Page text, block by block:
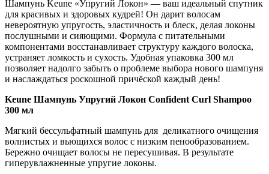
Шампунь Keune «Упругий Локон» — ваш идеальный спутник
для красивых и здоровых кудрей! Он дарит волосам
невероятную упругость, эластичность и блеск, делая локоны
послушными и сияющими. Формула с питательными
компонентами восстанавливает структуру каждого волоска,
устраняет ломкость и сухость. Удобная упаковка 300 мл
позволяет надолго забыть о проблеме выбора нового шампуня
и наслаждаться роскошной причёской каждый день!
Keune Шампунь Упругий Локон Confident Curl Shampoo
300 мл
Мягкий бессульфатный шампунь для деликатного очищения
волнистых и вьющихся волос с низким пенообразованием.
Бережно очищает волосы не пересушивая. В результате
гиперувлажненные упругие локоны.